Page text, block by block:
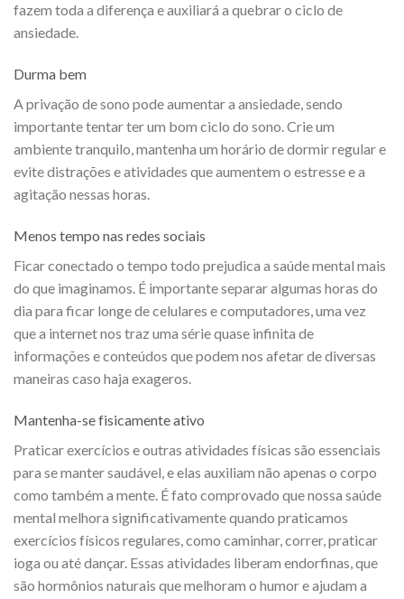
fazem toda a diferença e auxiliará a quebrar o ciclo de
ansiedade.
Durma bem
A privação de sono pode aumentar a ansiedade, sendo
importante tentar ter um bom ciclo do sono. Crie um
ambiente tranquilo, mantenha um horário de dormir regular e
evite distrações e atividades que aumentem o estresse e a
agitação nessas horas.
Menos tempo nas redes sociais
Ficar conectado o tempo todo prejudica a saúde mental mais
do que imaginamos. É importante separar algumas horas do
dia para ficar longe de celulares e computadores, uma vez
que a internet nos traz uma série quase infinita de
informações e conteúdos que podem nos afetar de diversas
maneiras caso haja exageros.
Mantenha-se fisicamente ativo
Praticar exercícios e outras atividades físicas são essenciais
para se manter saudável, e elas auxiliam não apenas o corpo
como também a mente. É fato comprovado que nossa saúde
mental melhora significativamente quando praticamos
exercícios físicos regulares, como caminhar, correr, praticar
ioga ou até dançar. Essas atividades liberam endorfinas, que
são hormônios naturais que melhoram o humor e ajudam a